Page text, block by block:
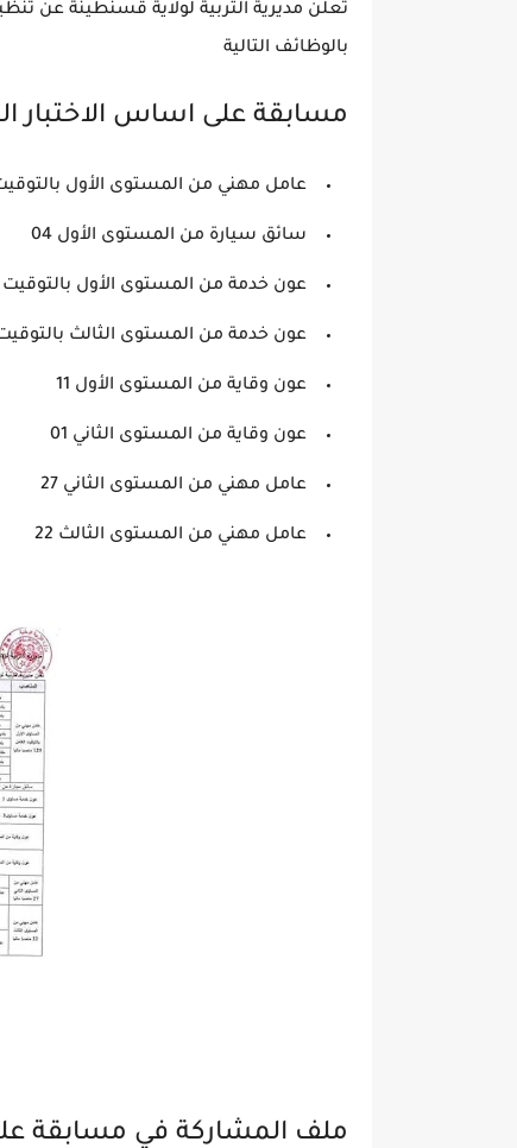
تعلن مديرية التربية لولاية قسنطينة عن
بالوظائف التالية
مسابقة على اساس الاختبار
عامل مهني من المستوى الأول بالتوقيت
سائق سيارة من المستوى الأول 04
عون خدمة من المستوى الأول بالتوقيت
عون خدمة من المستوى الثالث بالتوقيت
عون وقاية من المستوى الأول 11
عون وقاية من المستوى الثاني 01
عامل مهني من المستوى الثاني 27
عامل مهني من المستوى الثالث 22
ملف المشاركة في مسابقة على